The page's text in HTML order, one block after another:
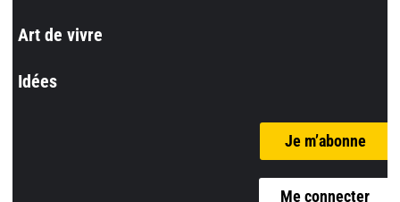
Art de vivre
Idées
Je m’abonne
Me connecter